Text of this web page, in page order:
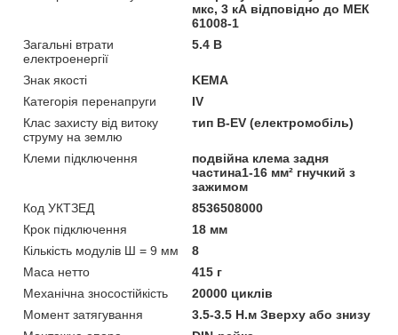
мкс, 3 кА відповідно до МЕК
61008-1
Загальні втрати
електроенергії
5.4 В
Знак якості
KEMA
Категорія перенапруги
IV
Клас захисту від витоку
струму на землю
тип B-EV (електромобіль)
Клеми підключення
подвійна клема задня
частина1-16 мм² гнучкий з
зажимом
Код УКТЗЕД
8536508000
Крок підключення
18 мм
Кількість модулів Ш = 9 мм
8
Маса нетто
415 г
Механічна зносостійкість
20000 циклів
Момент затягування
3.5-3.5 Н.м Зверху або знизу